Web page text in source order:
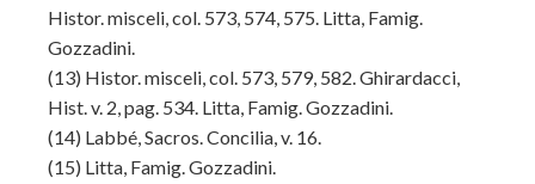
Histor. misceli, col. 573, 574, 575. Litta, Famig.
Gozzadini.
(13) Histor. misceli, col. 573, 579, 582. Ghirardacci,
Hist. v. 2, pag. 534. Litta, Famig. Gozzadini.
(14) Labbé, Sacros. Concilia, v. 16.
(15) Litta, Famig. Gozzadini.